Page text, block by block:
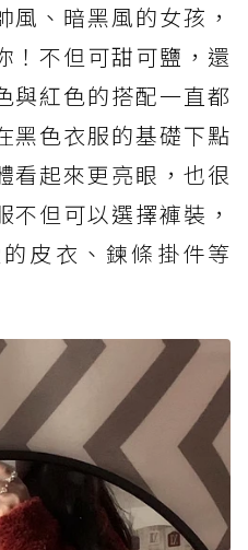
、暗黑風的女孩，
！不但可甜可鹽，還
與紅色的搭配一直都
黑色衣服的基礎下點
看起來更亮眼，也很
不但可以選擇褲裝，
皮衣、鍊條掛件等